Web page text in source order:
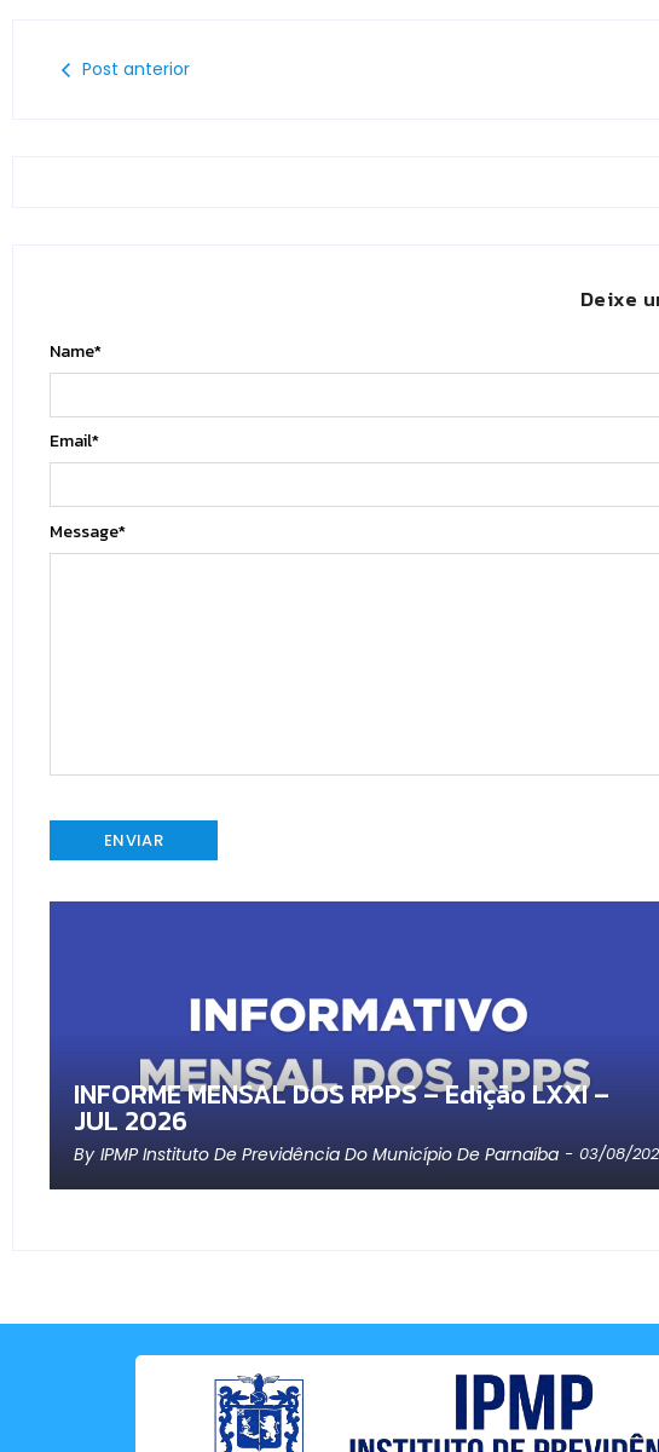
Post anterior
Deixe
Message*
Name*
Email*
INFORME MENSAL DOS RPPS – Edição LXXI –
JUL 2026
By IPMP Instituto De Previdência Do Município De Parnaíba - 03/08/